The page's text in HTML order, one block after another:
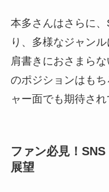
本多さんはさらに
り、多様なジャン
肩書きにおさまら
のポジションはも
ャー面でも期待され
ファン必見！
展望